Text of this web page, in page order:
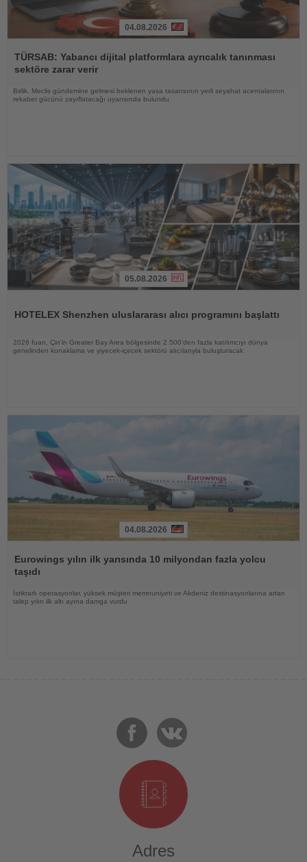
Oku
04.08.2026
TÜRSAB: Yabancı dijital platformlara ayrıcalık tanınması
sektöre zarar verir
Birlik, Meclis gündemine gelmesi beklenen yasa tasarısının yerli seyahat acentalarının
rekabet gücünü zayıflatacağı uyarısında bulundu
05.08.2026
HOTELEX Shenzhen uluslararası alıcı programını başlattı
2026 fuarı, Çin'in Greater Bay Area bölgesinde 2.500'den fazla katılımcıyı dünya
genelinden konaklama ve yiyecek-içecek sektörü alıcılarıyla buluşturacak
Oku
04.08.2026
Eurowings yılın ilk yarısında 10 milyondan fazla yolcu
taşıdı
İstikrarlı operasyonlar, yüksek müşteri memnuniyeti ve Akdeniz destinasyonlarına artan
talep yılın ilk altı ayına damga vurdu
Adres